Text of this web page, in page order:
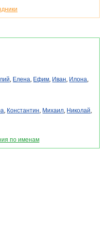
, Елена, Ефим, Иван, Илона,
, Константин, Михаил, Николай,
по именам